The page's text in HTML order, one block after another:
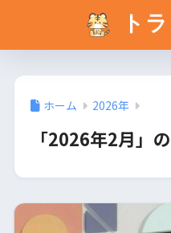
ト
ホーム 2026年
「2026年2月」